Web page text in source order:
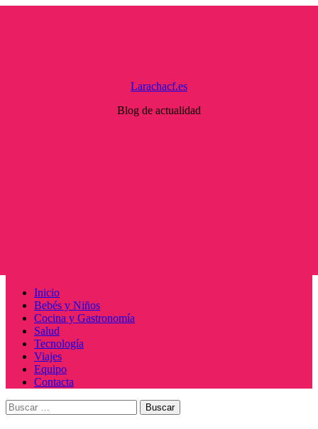
Larachacf.es
Blog de actualidad
Menú
principal
Inicio
Bebés y Niños
Cocina y Gastronomía
Salud
Tecnología
Viajes
Equipo
Contacta
Buscar: